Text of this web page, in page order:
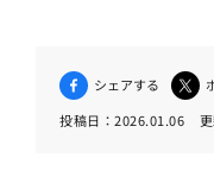
シェアする
投稿日： 2026.01.06